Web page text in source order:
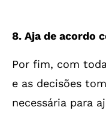
8. Aja de acordo
Por fim, com
e as decisões
necessária para